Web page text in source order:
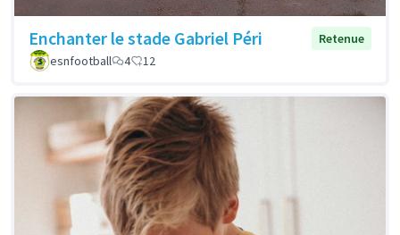
Enchanter le stade Gabriel Péri
Retenue
esnfootball
4 12